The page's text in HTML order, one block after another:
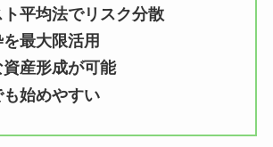
ト平均法でリスク分散
最大限活用
産形成が可能
始めやすい